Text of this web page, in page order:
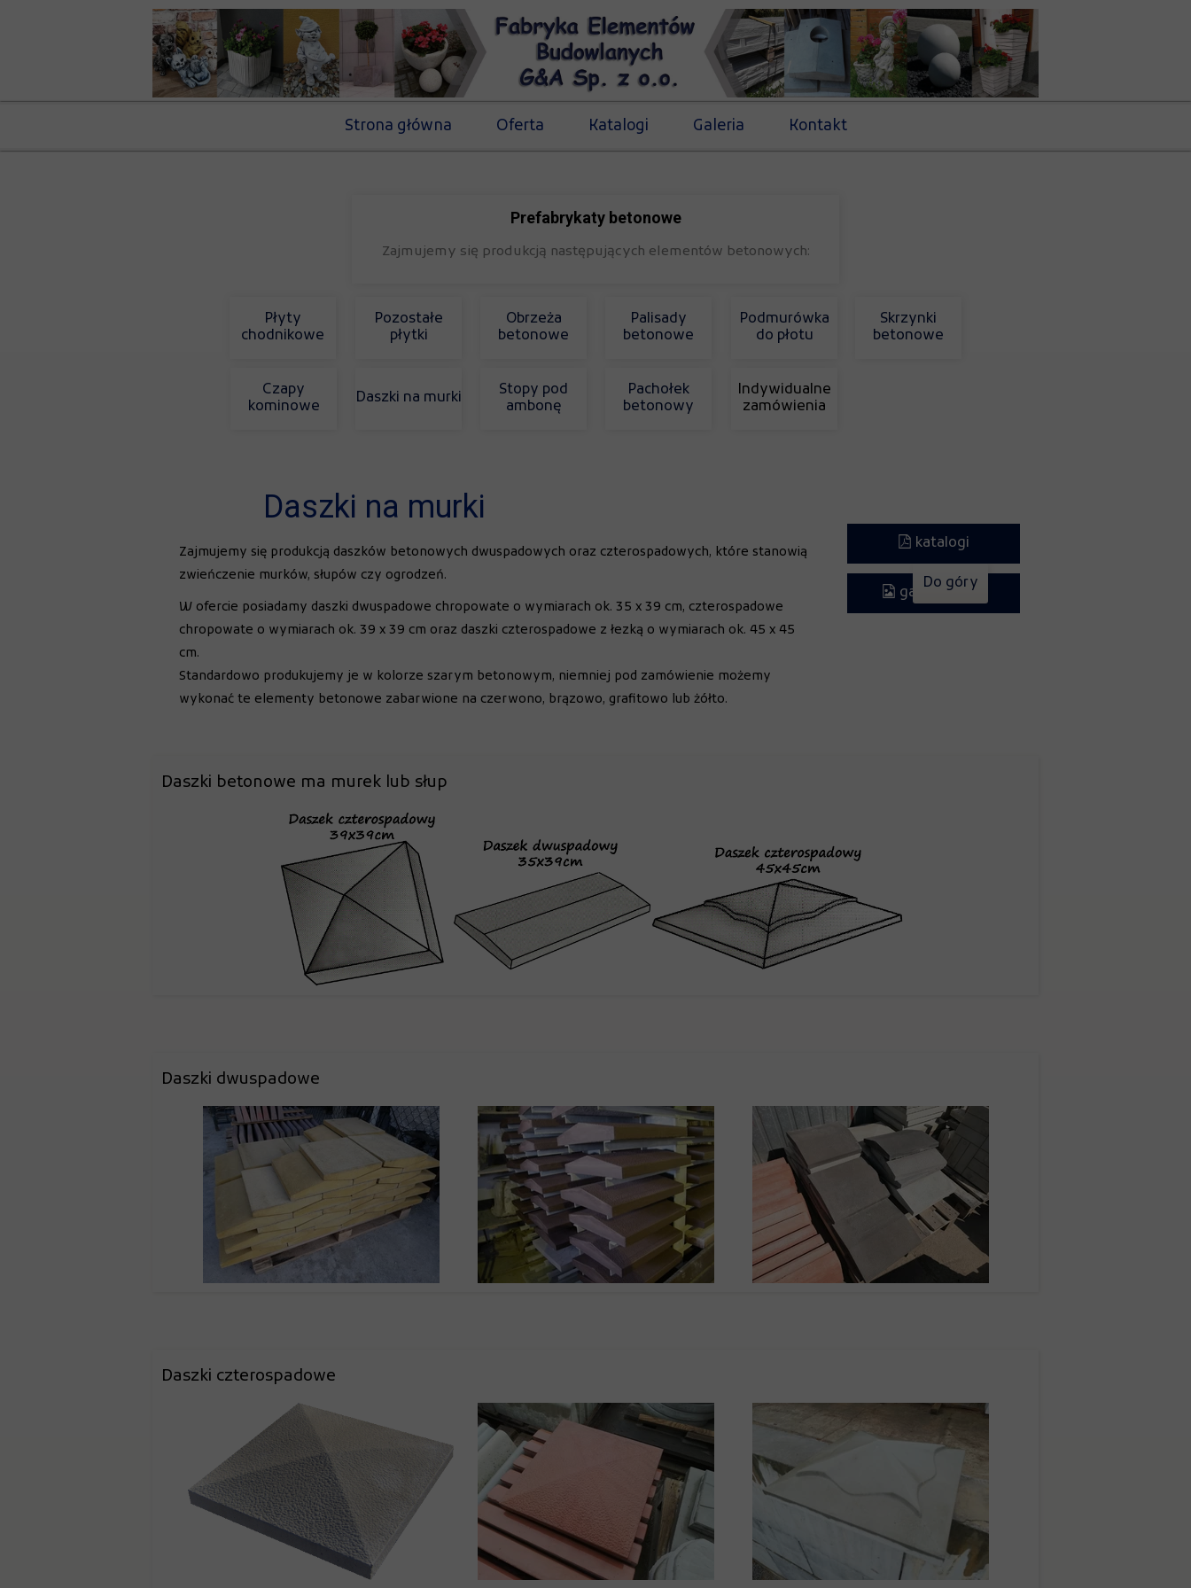
Do góry
Indywidualne
zamówienia
Pachołek
betonowy
Stopy pod
ambonę
Daszki na murki
Czapy
kominowe
Skrzynki
betonowe
Podmurówka
do płotu
Palisady
betonowe
Obrzeża
betonowe
Pozostałe
płytki
Płyty
chodnikowe
Prefabrykaty betonowe
Zajmujemy się produkcją następujących elementów betonowych:
Daszki czterospadowe
Daszki dwuspadowe
Daszki betonowe ma murek lub słup
katalogi
galeria zdjęć
Daszki na murki
Zajmujemy się produkcją daszków betonowych dwuspadowych oraz czterospadowych, które stanowią
zwieńczenie murków, słupów czy ogrodzeń.
W ofercie posiadamy daszki dwuspadowe chropowate o wymiarach ok. 35 x 39 cm, czterospadowe
chropowate o wymiarach ok. 39 x 39 cm oraz daszki czterospadowe z łezką o wymiarach ok. 45 x 45
cm.
Standardowo produkujemy je w kolorze szarym betonowym, niemniej pod zamówienie możemy
wykonać te elementy betonowe zabarwione na czerwono, brązowo, grafitowo lub żółto.
Strona główna Oferta Katalogi Galeria Kontakt